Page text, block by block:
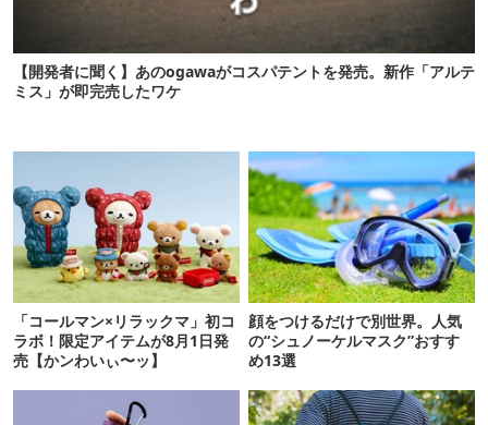
【開発者に聞く】あのogawaがコスパテントを発売。新作「アルテ
ミス」が即完売したワケ
「コールマン×リラックマ」初コ
ラボ！限定アイテムが8月1日発
売【かンわいぃ〜ッ】
顔をつけるだけで別世界。人気
の“シュノーケルマスク”おすす
め13選